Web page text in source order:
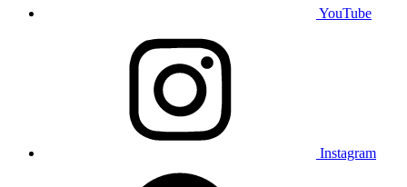
YouTube
Instagram